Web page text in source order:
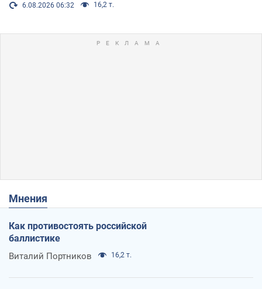
6.08.2026 06:32 16,2 т.
Мнения
Как противостоять российской
баллистике
Виталий Портников 16,2 т.